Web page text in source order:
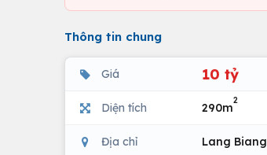
Thông tin chung
Giá 10 tỷ
Diện tích 290m
2
Địa chỉ Lang Biang